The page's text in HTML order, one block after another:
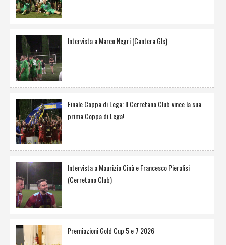
Intervista a Marco Negri (Cantera Gls)
Finale Coppa di Lega: Il Cerretano Club vince la sua
prima Coppa di Lega!
Intervista a Maurizio Cinà e Francesco Pieralisi
(Cerretano Club)
Premiazioni Gold Cup 5 e 7 2026